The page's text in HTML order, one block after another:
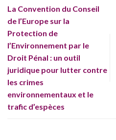
La Convention du Conseil
de l’Europe sur la
Protection de
l’Environnement par le
Droit Pénal : un outil
juridique pour lutter contre
les crimes
environnementaux et le
trafic d’espèces